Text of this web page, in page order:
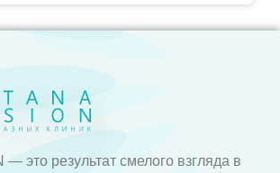
— это результат смелого взгляда в